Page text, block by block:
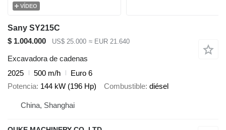
VÍDEO
Sany SY215C
$ 1.004.000
US$ 25.000 ≈ EUR 21.640
Excavadora de cadenas
2025
500 m/h
Euro 6
Potencia 144 kW (196 Hp) Combustible diésel
China, Shanghai